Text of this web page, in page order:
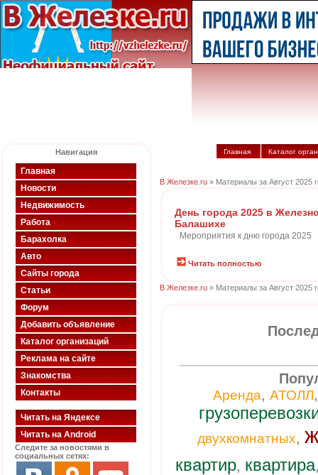
Навигация
Главная
Новости
Недвижимость
Работа
Барахолка
Авто
Сайты города
Статьи
Форум
Добавить объявление
Каталог организаций
Реклама на сайте
Знакомства
Контакты
Читать на Яндексе
Читать на Android
Следите за новостями в
социальных сетях:
Главная Каталог
В Железке.ru » Материалы за Август 2025
День города 2025 в
Балашихе
Мероприятия к дню города 2025
Читать полностью
В Железке.ru » Материалы за Август 2025
Аренда, АТОЛЛ
двухкомнатных,
квартир, квартира